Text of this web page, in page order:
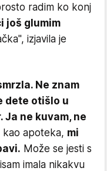
radim ko konj
još glumim
izjavila je
Ne znam
dete otišlo u
ne kuvam, ne
kao apoteka, mi
Može se jesti s
imala nikakvu